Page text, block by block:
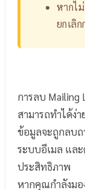
หากไ
ยกเลิ
การลบ Mailing
สามารถทำได้ง่
ข้อมูลจะถูกลบถ
ระบบอีเมล และ
ประสิทธิภาพ
หากคุณกำลังมอ